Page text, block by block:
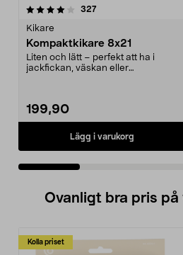
327recensioner
Kikare
Kompaktkikare 8x21
Liten och lätt – perfekt att ha i
jackfickan, väskan eller
199,90
Lägg i varukorg
0.0 av 5 stjärnor
Ovanligt bra pris på
Kolla priset